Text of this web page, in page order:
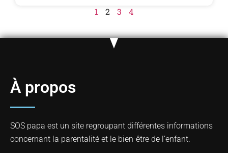
1 2 3 4
À propos
SOS papa est un site regroupant différentes informations
concernant la parentalité et le bien-être de l’enfant.